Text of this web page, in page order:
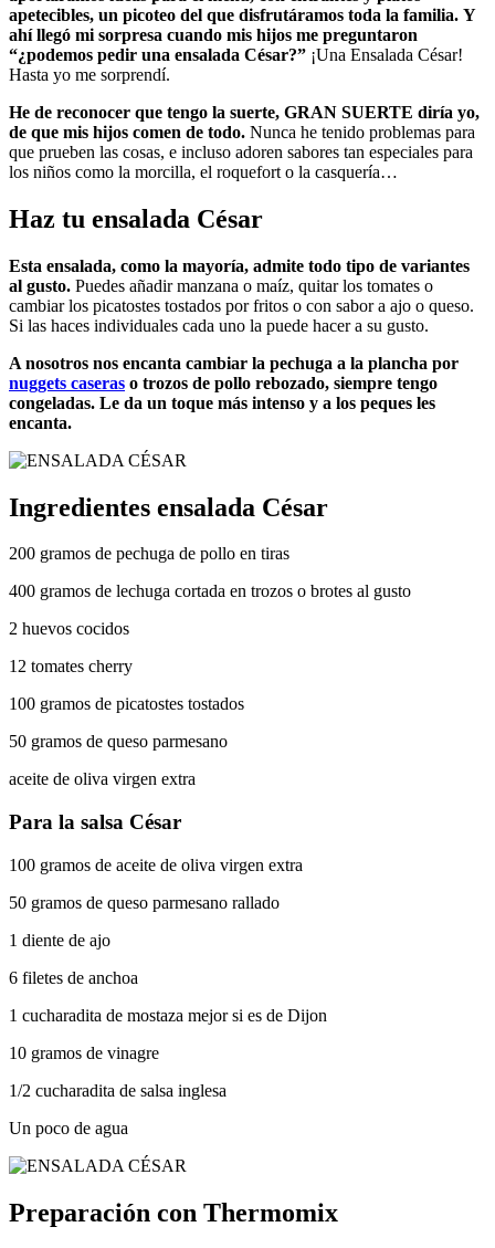
apetecibles, un picoteo del que disfrutáramos toda la familia. Y
ahí llegó mi sorpresa cuando mis hijos me preguntaron
“¿podemos pedir una ensalada César?” ¡Una Ensalada César!
Hasta yo me sorprendí.
He de reconocer que tengo la suerte, GRAN SUERTE diría yo,
de que mis hijos comen de todo. Nunca he tenido problemas para
que prueben las cosas, e incluso adoren sabores tan especiales para
los niños como la morcilla, el roquefort o la casquería…
Haz tu ensalada César
Esta ensalada, como la mayoría, admite todo tipo de variantes
al gusto. Puedes añadir manzana o maíz, quitar los tomates o
cambiar los picatostes tostados por fritos o con sabor a ajo o queso.
Si las haces individuales cada uno la puede hacer a su gusto.
A nosotros nos encanta cambiar la pechuga a la plancha por
nuggets caseras o trozos de pollo rebozado, siempre tengo
congeladas. Le da un toque más intenso y a los peques les
encanta.
Ingredientes ensalada César
200 gramos de pechuga de pollo en tiras
400 gramos de lechuga cortada en trozos o brotes al gusto
2 huevos cocidos
12 tomates cherry
100 gramos de picatostes tostados
50 gramos de queso parmesano
aceite de oliva virgen extra
Para la salsa César
100 gramos de aceite de oliva virgen extra
50 gramos de queso parmesano rallado
1 diente de ajo
6 filetes de anchoa
1 cucharadita de mostaza mejor si es de Dijon
10 gramos de vinagre
1/2 cucharadita de salsa inglesa
Un poco de agua
Preparación con Thermomix